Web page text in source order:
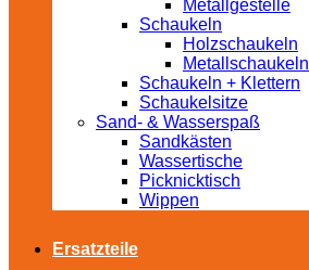
Metallgestelle
Schaukeln
Holzschaukeln
Metallschaukeln
Schaukeln + Klettern
Schaukelsitze
Sand- & Wasserspaß
Sandkästen
Wassertische
Picknicktisch
Wippen
Ersatzteile